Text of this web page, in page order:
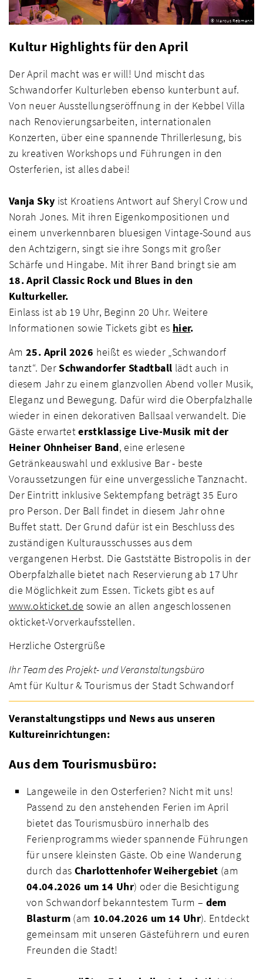
© Marcus Rebmann
Kultur Highlights für den April
Der April macht was er will! Und mischt das
Schwandorfer Kulturleben ebenso kunterbunt auf.
Von neuer Ausstellungseröffnung in der Kebbel Villa
nach Renovierungsarbeiten, internationalen
Konzerten, über eine spannende Thrillerlesung, bis
zu kreativen Workshops und Führungen in den
Osterferien, ist alles dabei!
Vanja Sky ist Kroatiens Antwort auf Sheryl Crow und
Norah Jones. Mit ihren Eigenkompositionen und
einem unverkennbaren bluesigen Vintage-Sound aus
den Achtzigern, singt sie ihre Songs mit großer
Schärfe und Hingabe. Mit ihrer Band bringt sie am
18. April Classic Rock und Blues in den
Kulturkeller.
Einlass ist ab 19 Uhr, Beginn 20 Uhr. Weitere
Informationen sowie Tickets gibt es hier.
Am25. April 2026 heißt es wieder „Schwandorf
tanzt“. DerSchwandorfer Stadtball lädt auch in
diesem Jahr zu einem glanzvollen Abend voller Musik,
Eleganz und Bewegung. Dafür wird die Oberpfalzhalle
wieder in einen dekorativen Ballsaal verwandelt. Die
Gäste erwarteterstklassige Live-Musik mit der
Heiner Ohnheiser Band, eine erlesene
Getränkeauswahl und exklusive Bar - beste
Voraussetzungen für eine unvergessliche Tanznacht.
Der Eintritt inklusive Sektempfang beträgt 35 Euro
pro Person. Der Ball findet in diesem Jahr ohne
Buffet statt. Der Grund dafür ist ein Beschluss des
zuständigen Kulturausschusses aus dem
vergangenen Herbst. Die Gaststätte Bistropolis in der
Oberpfalzhalle bietet nach Reservierung ab 17 Uhr
die Möglichkeit zum Essen. Tickets gibt es auf
www.okticket.de sowie an allen angeschlossenen
okticket-Vorverkaufsstellen.
Herzliche Ostergrüße
Ihr Team des Projekt- und Veranstaltungsbüro
Amt für Kultur & Tourismus der Stadt Schwandorf
Veranstaltungstipps und News aus unseren
Kultureinrichtungen:
Aus dem Tourismusbüro:
Langeweile in den Osterferien? Nicht mit uns!
Passend zu den anstehenden Ferien im April
bietet das Tourismusbüro innerhalb des
Ferienprogramms wieder spannende Führungen
für unsere kleinsten Gäste. Ob eine Wanderung
durch das Charlottenhofer Weihergebiet (am
04.04.2026 um 14 Uhr) oder die Besichtigung
von Schwandorf bekanntestem Turm – dem
Blasturm(am 10.04.2026 um 14 Uhr). Entdeckt
gemeinsam mit unseren Gästeführern und euren
Freunden die Stadt!